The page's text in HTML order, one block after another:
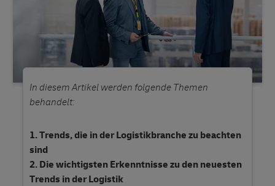
In diesem Artikel werden folgende Themen
behandelt:
Trends, die in der Logistikbranche zu beachten
sind
Die wichtigsten Erkenntnisse zu den neuesten
Trends in der Logistik